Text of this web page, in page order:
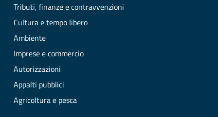
Tributi, finanze e contravvenzioni
Cultura e tempo libero
Ambiente
Imprese e commercio
Autorizzazioni
Appalti pubblici
Agricoltura e pesca